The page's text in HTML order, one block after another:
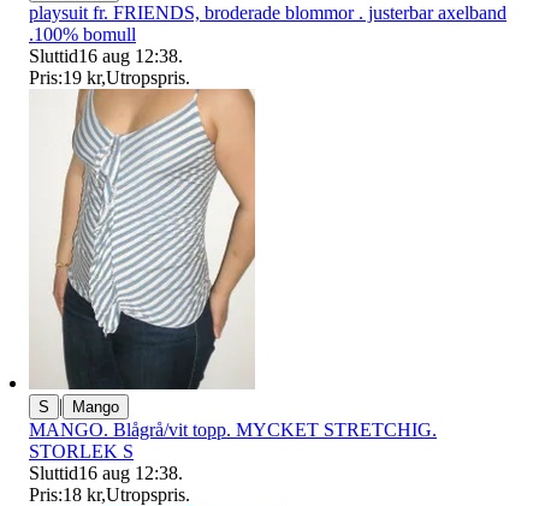
playsuit fr. FRIENDS, broderade blommor . justerbar axelband
.100% bomull
Sluttid16 aug 12:38.
Pris:19 kr,Utropspris.
S | Mango
MANGO. Blågrå/vit topp. MYCKET STRETCHIG.
STORLEK S
Sluttid16 aug 12:38.
Pris:18 kr,Utropspris.